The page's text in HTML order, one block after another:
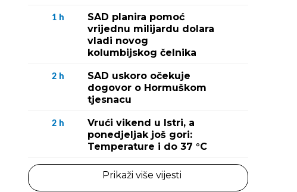
1 h
SAD planira pomoć
vrijednu milijardu dolara
vladi novog
kolumbijskog čelnika
2 h
SAD uskoro očekuje
dogovor o Hormuškom
tjesnacu
2 h
Vrući vikend u Istri, a
ponedjeljak još gori:
Temperature i do 37 °C
Prikaži više vijesti